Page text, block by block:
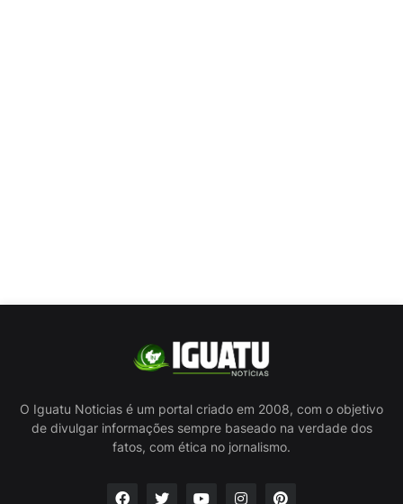
O Iguatu Noticias é um portal criado em 2008, com o objetivo
de divulgar informações sempre baseado na verdade dos
fatos, com ética no jornalismo.